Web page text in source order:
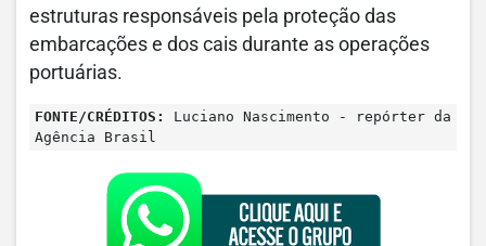
estruturas responsáveis pela proteção das
embarcações e dos cais durante as operações
portuárias.
FONTE/CRÉDITOS:
Luciano Nascimento - repórter da
Agência Brasil